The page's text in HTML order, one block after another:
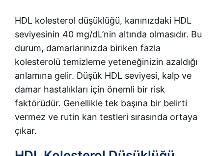
HDL kolesterol düşüklüğü, kanınızdaki HDL
seviyesinin 40 mg/dL’nin altında olmasıdır. Bu
durum, damarlarınızda biriken fazla
kolesterolü temizleme yeteneğinizin azaldığı
anlamına gelir. Düşük HDL seviyesi, kalp ve
damar hastalıkları için önemli bir risk
faktörüdür. Genellikle tek başına bir belirti
vermez ve rutin kan testleri sırasında ortaya
çıkar.